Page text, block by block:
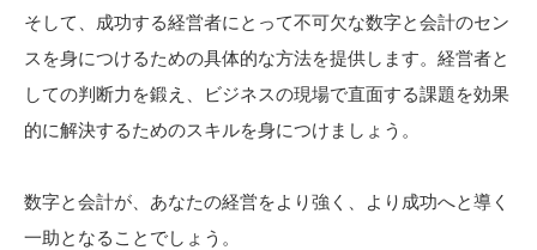
そして、成功する経営者にとって不可欠な数字と会計のセン
スを身につけるための具体的な方法を提供します。経営者と
しての判断力を鍛え、ビジネスの現場で直面する課題を効果
的に解決するためのスキルを身につけましょう。
数字と会計が、あなたの経営をより強く、より成功へと導く
一助となることでしょう。